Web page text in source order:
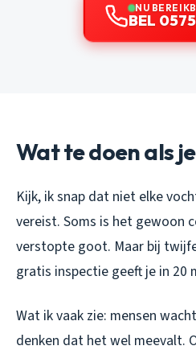
NU
BEL
Wat te doen als
Kijk, ik snap dat niet elke
vereist. Soms is het gewoon
verstopte goot. Maar bij
gratis inspectie geeft je in 20
Wat ik vaak zie: mensen
denken dat het wel meevalt.